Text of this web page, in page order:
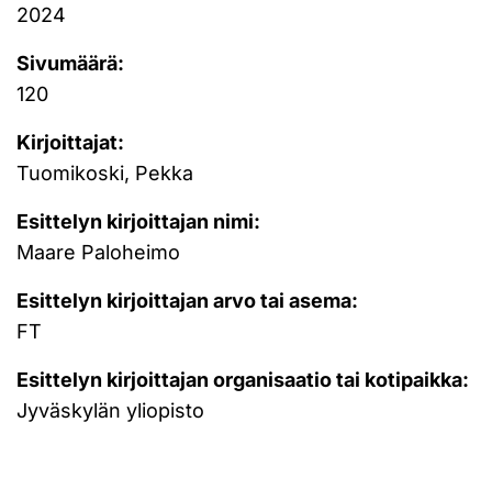
2024
Sivumäärä:
120
Kirjoittajat:
Tuomikoski, Pekka
Esittelyn kirjoittajan nimi:
Maare Paloheimo
Esittelyn kirjoittajan arvo tai asema:
FT
Esittelyn kirjoittajan organisaatio tai kotipaikka:
Jyväskylän yliopisto